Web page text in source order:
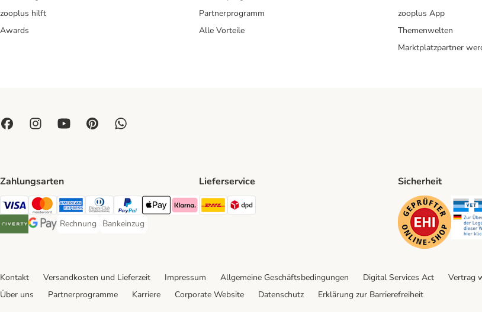
zooplus hilft
Awards
Partnerprogramm
Alle Vorteile
zooplus App
Themenwelten
Marktplatzpartner
Zahlungsarten
Visa Payment Method
Mastercard Payment Method
American Express Payment Method
Diners Club Payment Method
PayPal Payment Method
Apple Pay Payment Method
Klarna Payment Method
Riverty Payment Method
Google Pay Payment Method
Rechnung
Rechnung Payment Method
Bankeinzug
Bankeinzug Payment Method
Lieferservice
DHL Shipping Method
Sicherheit
Security
Kontakt Versandkosten und Lieferzeit Impressum Allgemeine Geschäftsbedingungen Digital Services Act Vertrag
Über uns
Partnerprogramme Karriere Corporate Website Datenschutz Erklärung zur Barrierefreiheit